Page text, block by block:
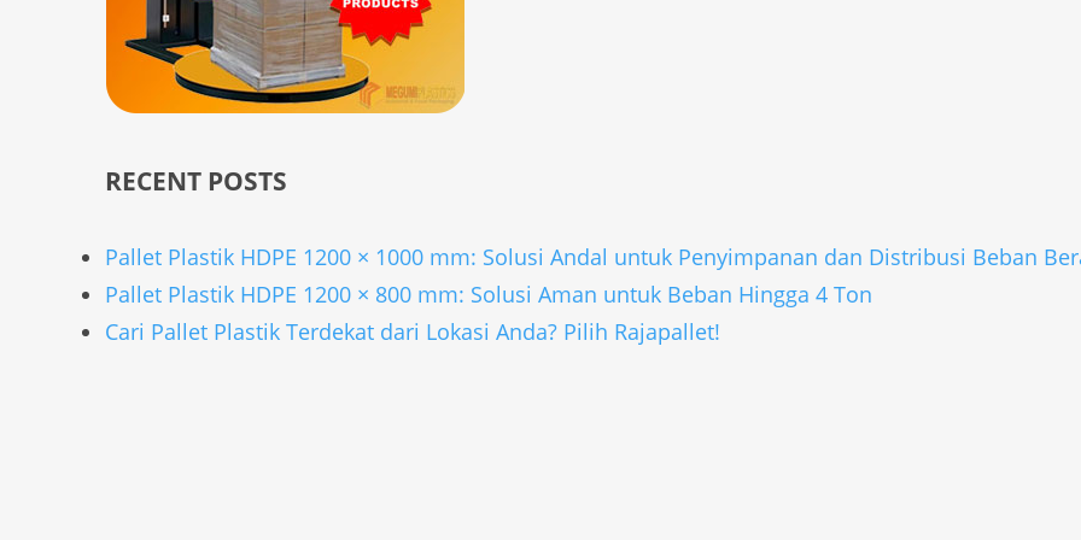
RECENT POSTS
Pallet Plastik HDPE 1200 × 1000 mm: Solusi Andal untuk Penyimpanan dan Distribusi Beban
Pallet Plastik HDPE 1200 × 800 mm: Solusi Aman untuk Beban Hingga 4 Ton
Cari Pallet Plastik Terdekat dari Lokasi Anda? Pilih Rajapallet!